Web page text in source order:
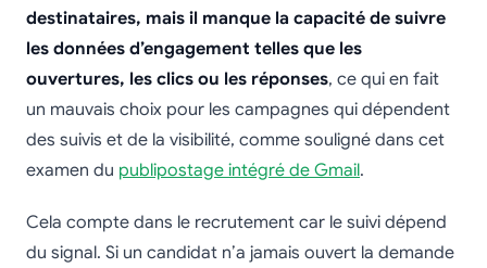
destinataires, mais il manque la capacité de suivre
les données d’engagement telles que les
ouvertures, les clics ou les réponses, ce qui en fait
un mauvais choix pour les campagnes qui dépendent
des suivis et de la visibilité, comme souligné dans cet
examen du publipostage intégré de Gmail.
Cela compte dans le recrutement car le suivi dépend
du signal. Si un candidat n’a jamais ouvert la demande